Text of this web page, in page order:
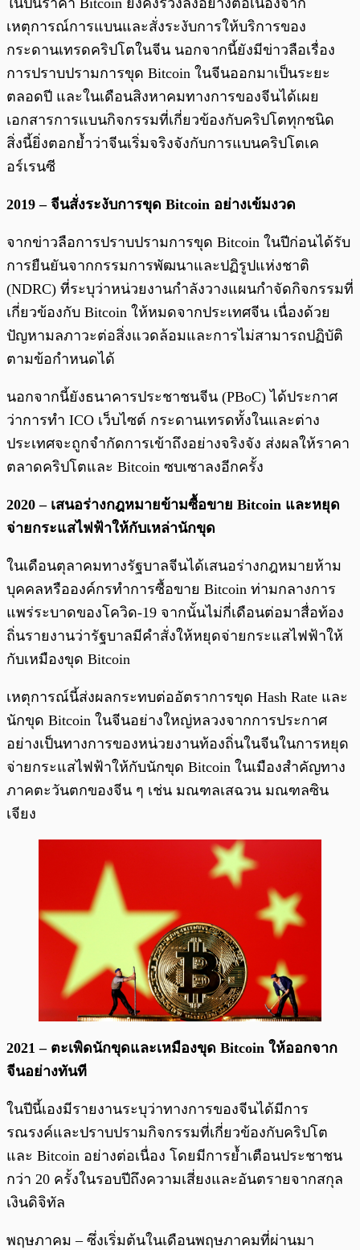
ในปีนี้ราคา Bitcoin ยังคงร่วงลงอย่างต่อเนื่องจาก
เหตุการณ์การแบนและสั่งระงับการให้บริการของ
กระดานเทรดคริปโตในจีน นอกจากนี้ยังมีข่าวลือเรื่อง
การปราบปรามการขุด Bitcoin ในจีนออกมาเป็นระยะ
ตลอดปี และในเดือนสิงหาคมทางการของจีนได้เผย
เอกสารการแบนกิจกรรมที่เกี่ยวข้องกับคริปโตทุกชนิด
สิ่งนี้ยิ่งตอกย้ำว่าจีนเริ่มจริงจังกับการแบนคริปโตเค
อร์เรนซี
2019 – จีนสั่งระงับการขุด Bitcoin อย่างเข้มงวด
จากข่าวลือการปราบปรามการขุด Bitcoin ในปีก่อนได้รับ
การยืนยันจากกรรมการพัฒนาและปฏิรูปแห่งชาติ
(NDRC) ที่ระบุว่าหน่วยงานกำลังวางแผนกำจัดกิจกรรมที่
เกี่ยวข้องกับ Bitcoin ให้หมดจากประเทศจีน เนื่องด้วย
ปัญหามลภาวะต่อสิ่งแวดล้อมและการไม่สามารถปฏิบัติ
ตามข้อกำหนดได้
นอกจากนี้ยังธนาคารประชาชนจีน (PBoC) ได้ประกาศ
ว่าการทำ ICO เว็บไซต์ กระดานเทรดทั้งในและต่าง
ประเทศจะถูกจำกัดการเข้าถึงอย่างจริงจัง ส่งผลให้ราคา
ตลาดคริปโตและ Bitcoin ซบเซาลงอีกครั้ง
2020 – เสนอร่างกฎหมายข้ามซื้อขาย Bitcoin และหยุด
จ่ายกระแสไฟฟ้าให้กับเหล่านักขุด
ในเดือนตุลาคมทางรัฐบาลจีนได้เสนอร่างกฎหมายห้าม
บุคคลหรือองค์กรทำการซื้อขาย Bitcoin ท่ามกลางการ
แพร่ระบาดของโควิด-19 จากนั้นไม่กี่เดือนต่อมาสื่อท้อง
ถิ่นรายงานว่ารัฐบาลมีคำสั่งให้หยุดจ่ายกระแสไฟฟ้าให้
กับเหมืองขุด Bitcoin
เหตุการณ์นี้ส่งผลกระทบต่ออัตราการขุด Hash Rate และ
นักขุด Bitcoin ในจีนอย่างใหญ่หลวงจากการประกาศ
อย่างเป็นทางการของหน่วยงานท้องถิ่นในจีนในการหยุด
จ่ายกระแสไฟฟ้าให้กับนักขุด Bitcoin ในเมืองสำคัญทาง
ภาคตะวันตกของจีน ๆ เช่น มณฑลเสฉวน มณฑลซิน
เจียง
2021 – ตะเพิดนักขุดและเหมืองขุด Bitcoin ให้ออกจาก
จีนอย่างทันที
ในปีนี้เองมีรายงานระบุว่าทางการของจีนได้มีการ
รณรงค์และปราบปรามกิจกรรมที่เกี่ยวข้องกับคริปโต
และ Bitcoin อย่างต่อเนื่อง โดยมีการย้ำเตือนประชาชน
กว่า 20 ครั้งในรอบปีถึงความเสี่ยงและอันตรายจากสกุล
เงินดิจิทัล
พฤษภาคม – ซึ่งเริ่มต้นในเดือนพฤษภาคมที่ผ่านมา